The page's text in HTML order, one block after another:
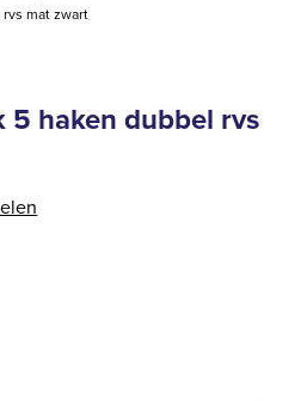
mat zwart
haken dubbel rvs